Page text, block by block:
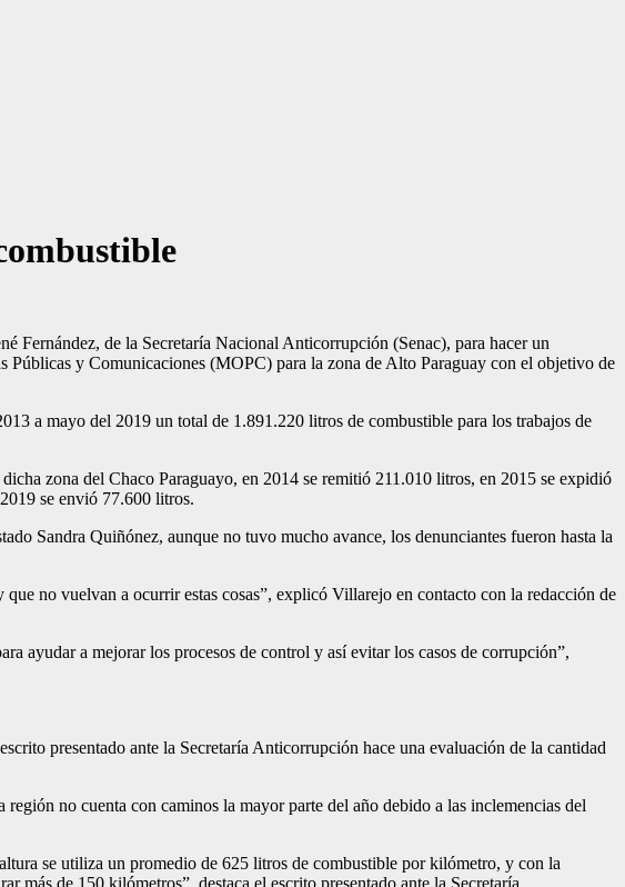
Fernández, de la Secretaría Nacional Anticorrupción (Senac), para hacer un
y Comunicaciones (MOPC) para la zona de Alto Paraguay con el objetivo de
a mayo del 2019 un total de 1.891.220 litros de combustible para los trabajos de
zona del Chaco Paraguayo, en 2014 se remitió 211.010 litros, en 2015 se expidió
se envió 77.600 litros.
Sandra Quiñónez, aunque no tuvo mucho avance, los denunciantes fueron hasta la
no vuelvan a ocurrir estas cosas”, explicó Villarejo en contacto con la redacción de
ayudar a mejorar los procesos de control y así evitar los casos de corrupción”,
presentado ante la Secretaría Anticorrupción hace una evaluación de la cantidad
no cuenta con caminos la mayor parte del año debido a las inclemencias del
se utiliza un promedio de 625 litros de combustible por kilómetro, y con la
más de 150 kilómetros”, destaca el escrito presentado ante la Secretaría